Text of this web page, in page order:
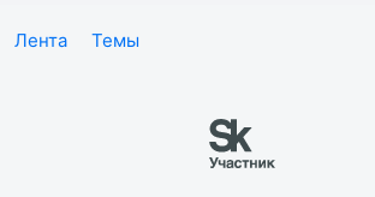
Лента
Темы